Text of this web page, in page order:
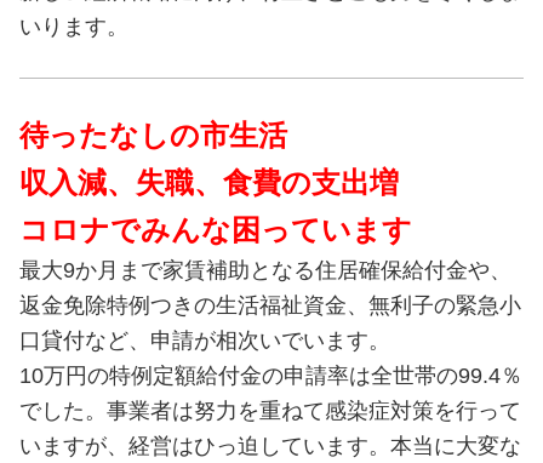
いります。
待ったなしの市生活
収入減、失職、食費の支出増
コロナでみんな困っています
最大9か月まで家賃補助となる住居確保給付金や、
返金免除特例つきの生活福祉資金、無利子の緊急小
口貸付など、申請が相次いでいます。
10万円の特例定額給付金の申請率は全世帯の99.4％
でした。事業者は努力を重ねて感染症対策を行って
いますが、経営はひっ迫しています。本当に大変な